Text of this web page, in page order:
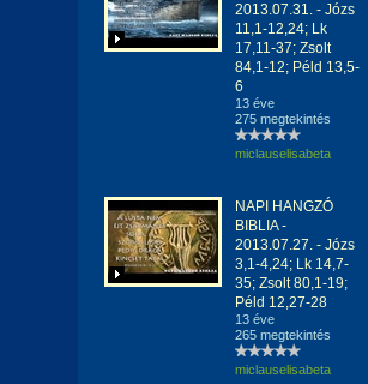
2013.07.31. - Józs
11,1-12,24; Lk
17,11-37; Zsolt
84,1-12; Péld 13,5-
6
13 éve
275 megtekintés
miclauselisabeta
NAPI HANGZÓ
BIBLIA -
2013.07.27. - Józs
3,1-4,24; Lk 14,7-
35; Zsolt 80,1-19;
Péld 12,27-28
13 éve
265 megtekintés
miclauselisabeta